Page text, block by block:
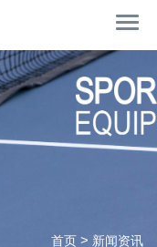
首页 > 新闻资讯